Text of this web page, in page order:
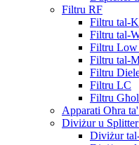
Filtru RF
Filtru tal-
Filtru tal-
Filtru Low
Filtru tal-
Filtru
Filtru LC
Filtru
Apparati Oħra
Diviżur u
Diviżur